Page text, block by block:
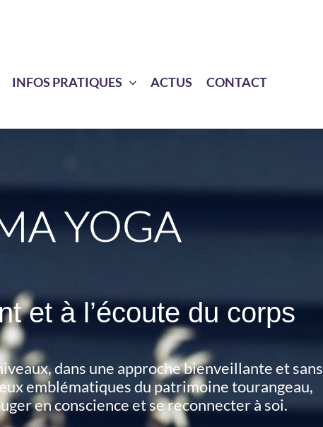
INFOS PRATIQUES ACTUS CONTACT
YOGA
et à l’écoute du corps
dans une approche bienveillante et sans
emblématiques du patrimoine tourangeau,
en conscience et se reconnecter à soi.